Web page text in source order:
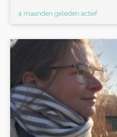
4 maanden geleden actief